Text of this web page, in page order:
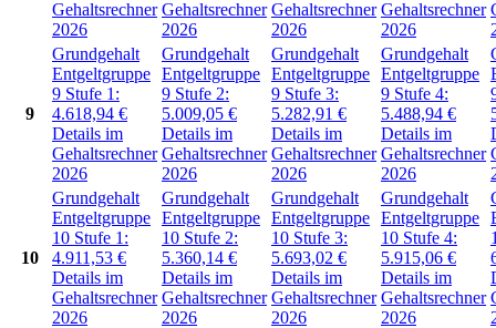
Gehaltsrechner
2026
Gehaltsrechner
2026
Gehaltsrechner
2026
Gehaltsrechner
2026
9
Grundgehalt
Entgeltgruppe
9 Stufe 1:
4.618,94 €
Details im
Gehaltsrechner
2026
Grundgehalt
Entgeltgruppe
9 Stufe 2:
5.009,05 €
Details im
Gehaltsrechner
2026
Grundgehalt
Entgeltgruppe
9 Stufe 3:
5.282,91 €
Details im
Gehaltsrechner
2026
Grundgehalt
Entgeltgruppe
9 Stufe 4:
5.488,94 €
Details im
Gehaltsrechner
2026
10
Grundgehalt
Entgeltgruppe
10 Stufe 1:
4.911,53 €
Details im
Gehaltsrechner
2026
Grundgehalt
Entgeltgruppe
10 Stufe 2:
5.360,14 €
Details im
Gehaltsrechner
2026
Grundgehalt
Entgeltgruppe
10 Stufe 3:
5.693,02 €
Details im
Gehaltsrechner
2026
Grundgehalt
Entgeltgruppe
10 Stufe 4:
5.915,06 €
Details im
Gehaltsrechner
2026